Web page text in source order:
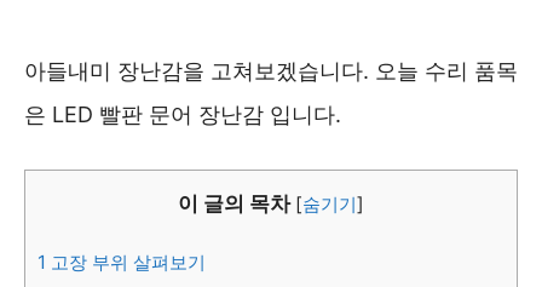
아들내미 장난감을 고쳐보겠습니다. 오늘 수리 품목
은 LED 빨판 문어 장난감 입니다.
이 글의 목차 [숨기기]
1 고장 부위 살펴보기